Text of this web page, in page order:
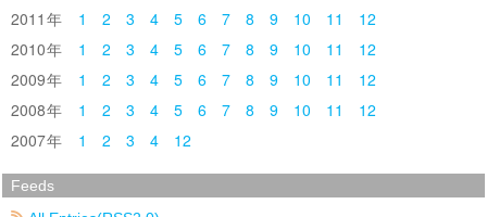
2011
1 2 3 4 5 6 7 8 9 10 11
12
2010
1 2 3 4 5 6 7 8 9 10 11
12
2009
1 2 3 4 5 6 7 8 9 10 11
12
2008
1 2 3 4 5 6 7 8 9 10 11
12
2007
1 2 3 4 12
Feeds